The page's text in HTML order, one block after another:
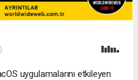
uygulamalarını etkileyen